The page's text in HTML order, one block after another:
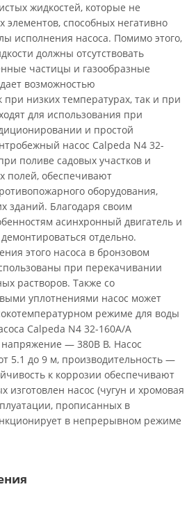
жидкостей, которые не
элементов, способных негативно
исполнения насоса. Помимо этого,
должны отсутствовать
частицы и газообразные
возможностью
при низких температурах, так и при
для использования при
и простой
насос Calpeda N4 32-
поливе садовых участков и
полей, обеспечивают
оборудования,
зданий. Благодаря своим
асинхронный двигатель и
отдельно.
этого насоса в бронзовом
при перекачивании
растворов. Также со
уплотнениями насос может
режиме для воды
Calpeda N4 32-160A/A
напряжение — 380В В. Насос
5.1 до 9 м, производительность —
к коррозии обеспечивают
изготовлен насос (чугун и хромовая
прописанных в
в непрерывном режиме